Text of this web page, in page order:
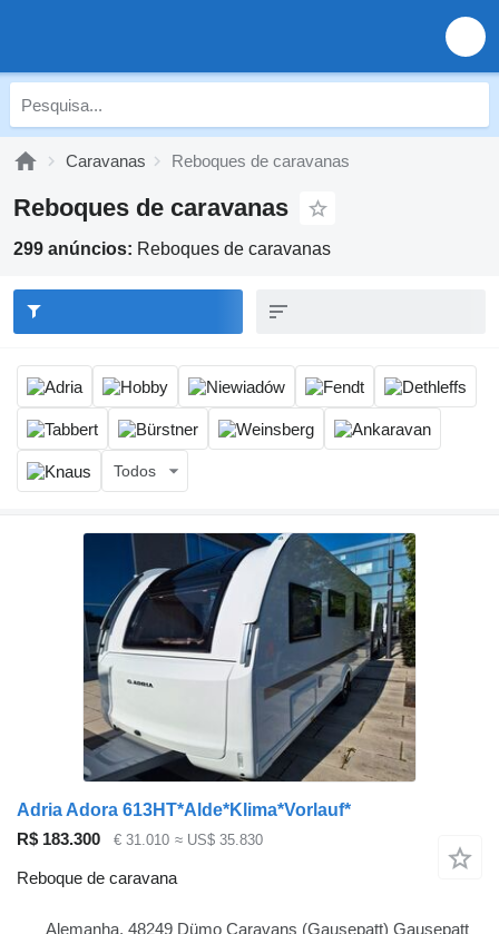
Caravanas Reboques de caravanas
Reboques de caravanas
299 anúncios: Reboques de caravanas
Todos
Adria Adora 613HT*Alde*Klima*Vorlauf*
R$ 183.300
€ 31.010 ≈ US$ 35.830
Reboque de caravana
Alemanha, 48249 Dümo Caravans (Gausepatt) Gausepatt